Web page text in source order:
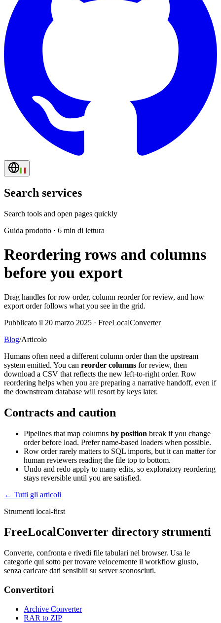
Search services
Search tools and open pages quickly
Guida prodotto · 6 min di lettura
Reordering rows and columns
before you export
Drag handles for row order, column reorder for review, and how
export order follows what you see in the grid.
Pubblicato il 20 marzo 2025 · FreeLocalConverter
Blog/Articolo
Humans often need a different column order than the upstream
system emitted. You can reorder columns for review, then
download a CSV that reflects the new left-to-right order. Row
reordering helps when you are preparing a narrative handoff, even if
the downstream database will resort by keys later.
Contracts and caution
Pipelines that map columns by position break if you change
order before load. Prefer name-based loaders when possible.
Row order rarely matters to SQL imports, but it can matter for
human reviewers reading the file top to bottom.
Undo and redo apply to many edits, so exploratory reordering
stays reversible until you are satisfied.
← Tutti gli articoli
Strumenti local-first
FreeLocalConverter directory strumenti
Converte, confronta e rivedi file tabulari nel browser. Usa le
categorie qui sotto per trovare velocemente il workflow giusto,
senza caricare dati sensibili su server sconosciuti.
Convertitori
Archive Converter
RAR to ZIP